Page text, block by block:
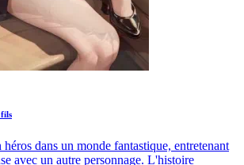
fils
dans un monde fantastique, entretenant
avec un autre personnage. L'histoire